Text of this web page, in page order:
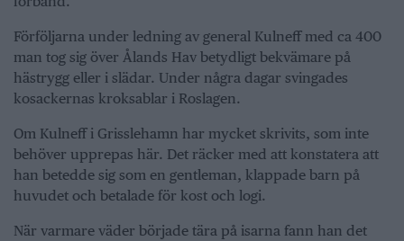
Förföljarna under ledning av general Kulneff med ca 400
man tog sig över Ålands Hav betydligt bekvämare på
hästrygg eller i slädar. Under några dagar svingades
kosackernas kroksablar i Roslagen.
Om Kulneff i Grisslehamn har mycket skrivits, som inte
behöver upprepas här. Det räcker med att konstatera att
han betedde sig som en gentleman, klappade barn på
huvudet och betalade för kost och logi.
När varmare väder började tära på isarna fann han det